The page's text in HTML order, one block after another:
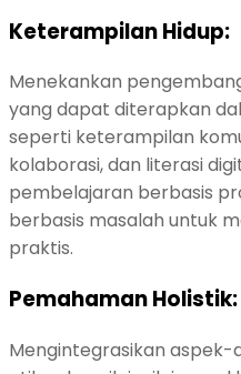
Keterampilan Hidup:
Menekankan
yang dapat diterapkan
seperti keterampilan
kolaborasi, dan literasi
pembelajaran berbasis
berbasis masalah untuk
praktis.
Pemahaman Holistik:
Mengintegrasikan